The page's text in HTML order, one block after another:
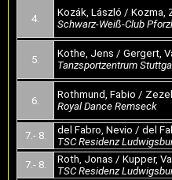
4.
Kozák, László / Kozma,
Schwarz-Weiß-Club
5.
Kothe, Jens / Gergert,
Tanzsportzentrum
6.
Rothmund, Fabio /
Royal Dance Remseck
7.- 8.
del Fabro, Nevio / del
TSC Residenz
7.- 8.
Roth, Jonas / Kupper,
TSC Residenz